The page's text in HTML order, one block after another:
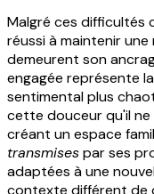
Malgré ces difficultés
réussi à maintenir
demeurent son
engagée représente
sentimental plus
cette douceur qu'il ne
créant un espace
transmisespar ses
adaptées à une
contexte différent de